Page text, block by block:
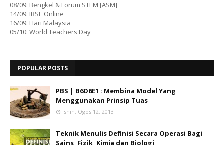
08/09: Bengkel & Forum STEM [ASM]
14/09: IBSE Online
16/09: Hari Malaysia
05/10: World Teachers Day
POPULAR POSTS
PBS | B6D6E1 : Membina Model Yang
Menggunakan Prinsip Tuas
Isnin, Ogos 12, 2013
Teknik Menulis Definisi Secara Operasi Bagi
Sains, Fizik, Kimia dan Biologi